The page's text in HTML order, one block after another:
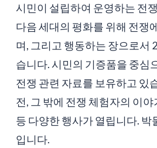
시민이 설립하여 운영하는 전
다음 세대의 평화를 위해 전쟁
며, 그리고 행동하는 장으로서
습니다. 시민의 기증품을 중심
전쟁 관련 자료를 보유하고 있
전, 그 밖에 전쟁 체험자의 이
등 다양한 행사가 열립니다. 박
입니다.